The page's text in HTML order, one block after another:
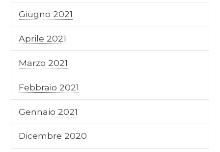
Giugno 2021
Aprile 2021
Marzo 2021
Febbraio 2021
Gennaio 2021
Dicembre 2020